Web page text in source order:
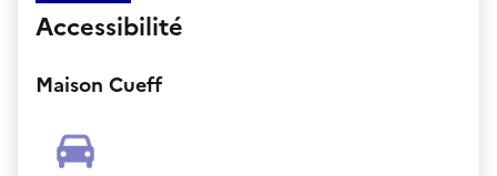
Accessibilité
Maison Cueff